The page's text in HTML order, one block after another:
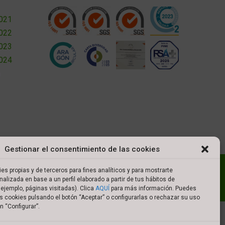
Gestionar el consentimiento de las cookies
propias y de terceros para fines analíticos y para mostrarte
en base a un perfil elaborado a partir de tus hábitos de
páginas visitadas). Clica AQUÍ para más información. Puedes
cookies pulsando el botón “Aceptar” o configurarlas o rechazar su uso
“Configurar”.
Política de cookies
Política de privacidad
de compra